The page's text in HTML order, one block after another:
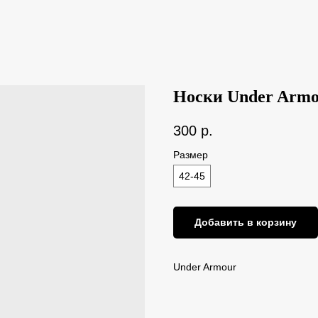
Носки Under
300 р.
Размер
42-45
Добавить в корзину
Under Armour